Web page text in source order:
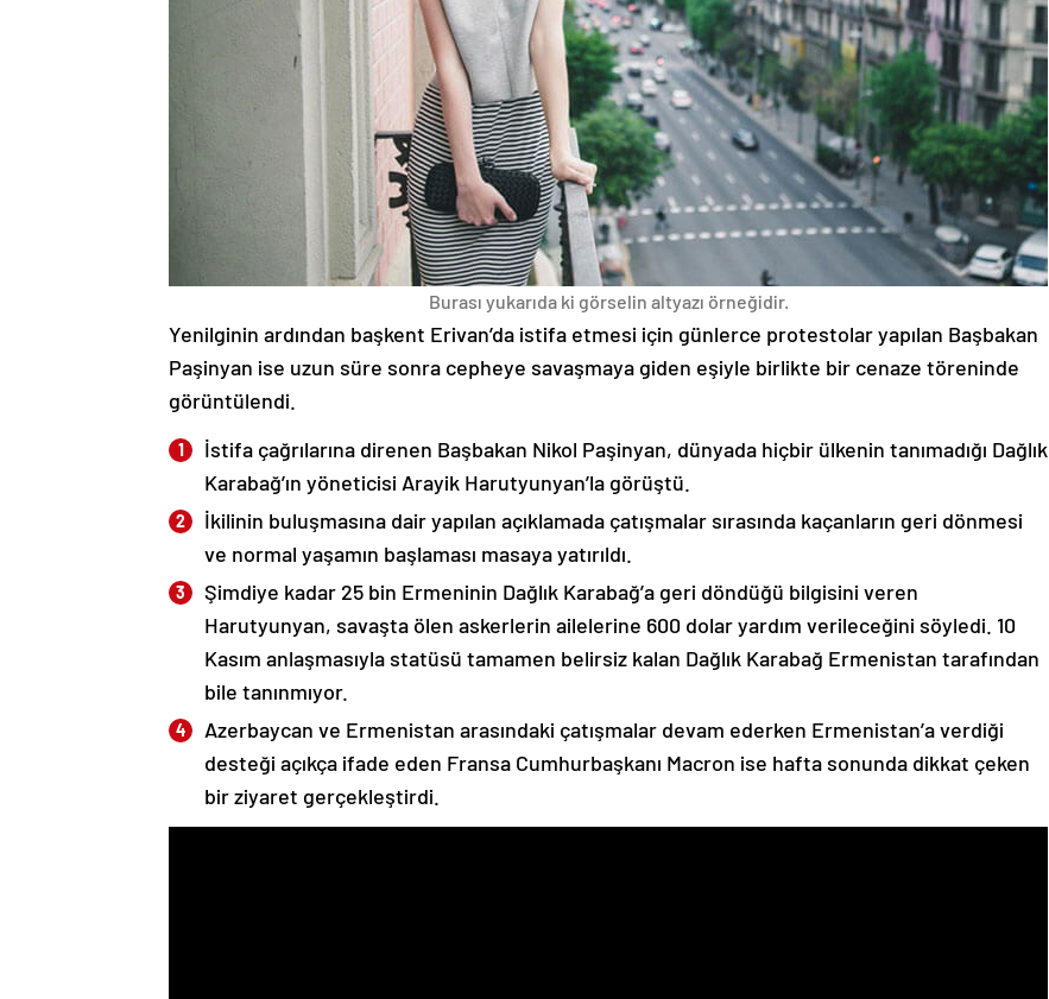
Burası yukarıda ki görselin altyazı örneğidir.
Yenilginin ardından başkent Erivan’da istifa etmesi için günlerce protestolar yapılan Başbakan
Paşinyan ise uzun süre sonra cepheye savaşmaya giden eşiyle birlikte bir cenaze töreninde
görüntülendi.
İstifa çağrılarına direnen Başbakan Nikol Paşinyan, dünyada hiçbir ülkenin tanımadığı Dağlık
Karabağ’ın yöneticisi Arayik Harutyunyan’la görüştü.
İkilinin buluşmasına dair yapılan açıklamada çatışmalar sırasında kaçanların geri dönmesi
ve normal yaşamın başlaması masaya yatırıldı.
Şimdiye kadar 25 bin Ermeninin Dağlık Karabağ’a geri döndüğü bilgisini veren
Harutyunyan, savaşta ölen askerlerin ailelerine 600 dolar yardım verileceğini söyledi. 10
Kasım anlaşmasıyla statüsü tamamen belirsiz kalan Dağlık Karabağ Ermenistan tarafından
bile tanınmıyor.
Azerbaycan ve Ermenistan arasındaki çatışmalar devam ederken Ermenistan’a verdiği
desteği açıkça ifade eden Fransa Cumhurbaşkanı Macron ise hafta sonunda dikkat çeken
bir ziyaret gerçekleştirdi.